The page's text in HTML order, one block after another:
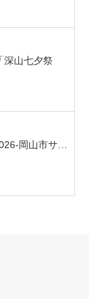
深山七夕祭
岡山市サ…